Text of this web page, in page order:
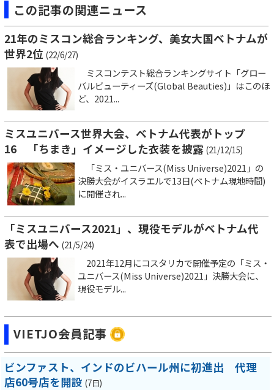
この記事の関連ニュース
21年のミスコン総合ランキング、美女大国ベトナムが
世界2位 (22/6/27)
ミスコンテスト総合ランキングサイト「グロー
バルビューティーズ(Global Beauties)」はこのほ
ど、2021...
ミスユニバース世界大会、ベトナム代表がトップ
16 「ちまき」イメージした衣装を披露 (21/12/15)
「ミス・ユニバース(Miss Universe)2021」の
決勝大会がイスラエルで13日(ベトナム現地時間)
に開催され...
「ミスユニバース2021」、現役モデルがベトナム代
表で出場へ (21/5/24)
2021年12月にコスタリカで開催予定の「ミス・
ユニバース(Miss Universe)2021」決勝大会に、
現役モデル...
VIETJO会員記事
ビンファスト、インドのビハール州に初進出 代理
店60号店を開設 (7日)